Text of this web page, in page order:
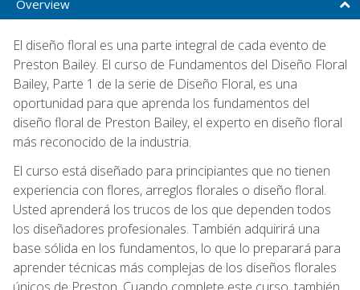
Overview
El diseño floral es una parte integral de cada evento de
Preston Bailey. El curso de Fundamentos del Diseño Floral
Bailey, Parte 1 de la serie de Diseño Floral, es una
oportunidad para que aprenda los fundamentos del
diseño floral de Preston Bailey, el experto en diseño floral
más reconocido de la industria.
El curso está diseñado para principiantes que no tienen
experiencia con flores, arreglos florales o diseño floral.
Usted aprenderá los trucos de los que dependen todos
los diseñadores profesionales. También adquirirá una
base sólida en los fundamentos, lo que lo preparará para
aprender técnicas más complejas de los diseños florales